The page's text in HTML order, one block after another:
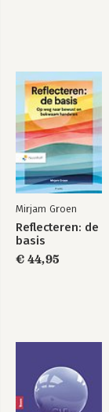
Mirjam Groen
Reflecteren: de
basis
€ 44,95